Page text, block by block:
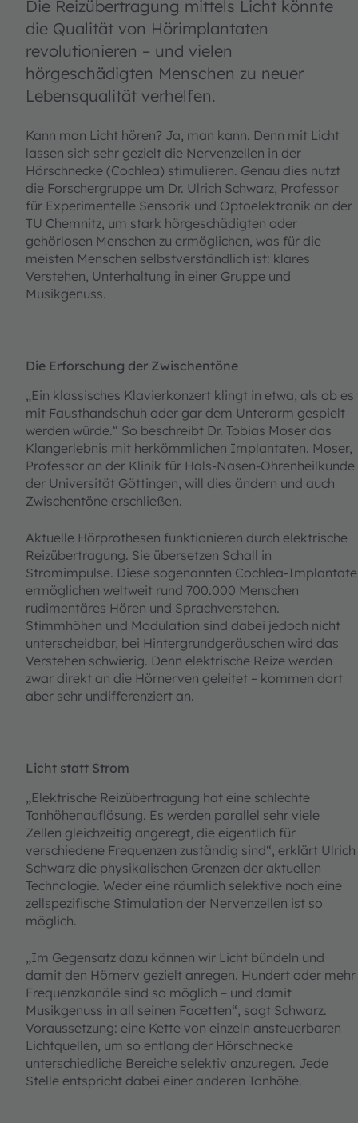
Die Reizübertragung mittels Licht könnte
die Qualität von Hörimplantaten
revolutionieren – und vielen
hörgeschädigten Menschen zu neuer
Lebensqualität verhelfen.
Kann man Licht hören? Ja, man kann. Denn mit Licht
lassen sich sehr gezielt die Nervenzellen in der
Hörschnecke (Cochlea) stimulieren. Genau dies nutzt
die Forschergruppe um Dr. Ulrich Schwarz, Professor
für Experimentelle Sensorik und Optoelektronik an der
TU Chemnitz, um stark hörgeschädigten oder
gehörlosen Menschen zu ermöglichen, was für die
meisten Menschen selbstverständlich ist: klares
Verstehen, Unterhaltung in einer Gruppe und
Musikgenuss.
Die Erforschung der Zwischentöne
„Ein klassisches Klavierkonzert klingt in etwa, als ob es
mit Fausthandschuh oder gar dem Unterarm gespielt
werden würde.“ So beschreibt Dr. Tobias Moser das
Klangerlebnis mit herkömmlichen Implantaten. Moser,
Professor an der Klinik für Hals-Nasen-Ohrenheilkunde
der Universität Göttingen, will dies ändern und auch
Zwischentöne erschließen.
Aktuelle Hörprothesen funktionieren durch elektrische
Reizübertragung. Sie übersetzen Schall in
Stromimpulse. Diese sogenannten Cochlea-Implantate
ermöglichen weltweit rund 700.000 Menschen
rudimentäres Hören und Sprachverstehen.
Stimmhöhen und Modulation sind dabei jedoch nicht
unterscheidbar, bei Hintergrundgeräuschen wird das
Verstehen schwierig. Denn elektrische Reize werden
zwar direkt an die Hörnerven geleitet – kommen dort
aber sehr undifferenziert an.
Licht statt Strom
„Elektrische Reizübertragung hat eine schlechte
Tonhöhenauflösung. Es werden parallel sehr viele
Zellen gleichzeitig angeregt, die eigentlich für
verschiedene Frequenzen zuständig sind“, erklärt Ulrich
Schwarz die physikalischen Grenzen der aktuellen
Technologie. Weder eine räumlich selektive noch eine
zellspezifische Stimulation der Nervenzellen ist so
möglich.
„Im Gegensatz dazu können wir Licht bündeln und
damit den Hörnerv gezielt anregen. Hundert oder mehr
Frequenzkanäle sind so möglich – und damit
Musikgenuss in all seinen Facetten“, sagt Schwarz.
Voraussetzung: eine Kette von einzeln ansteuerbaren
Lichtquellen, um so entlang der Hörschnecke
unterschiedliche Bereiche selektiv anzuregen. Jede
Stelle entspricht dabei einer anderen Tonhöhe.